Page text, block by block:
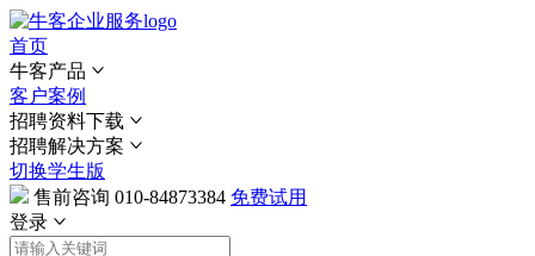
首页
牛客产品
客户案例
招聘资料下载
招聘解决方案
切换学生版
售前咨询 010-84873384 免费试用
登录